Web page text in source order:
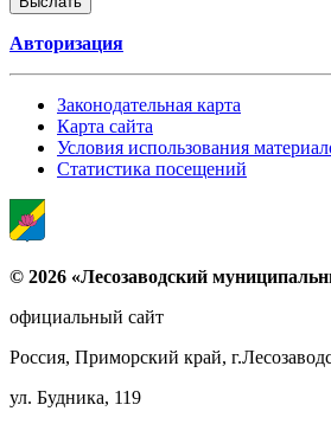
Авторизация
Законодательная карта
Карта сайта
Условия использования
Статистика посещений
© 2026 «Лесозаводский
официальный сайт
Россия, Приморский край,
ул. Будника, 119